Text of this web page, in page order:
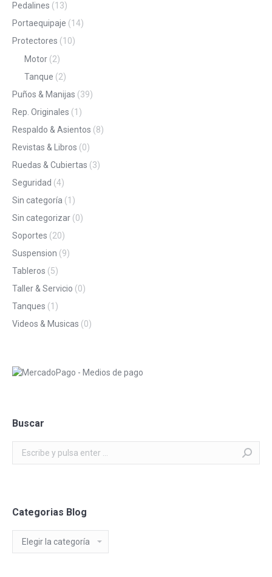
Pedalines (13)
Portaequipaje (14)
Protectores (10)
Motor (2)
Tanque (2)
Puños & Manijas (39)
Rep. Originales (1)
Respaldo & Asientos (8)
Revistas & Libros (0)
Ruedas & Cubiertas (3)
Seguridad (4)
Sin categoría (1)
Sin categorizar (0)
Soportes (20)
Suspension (9)
Tableros (5)
Taller & Servicio (0)
Tanques (1)
Videos & Musicas (0)
Buscar
Categorias Blog
Blog